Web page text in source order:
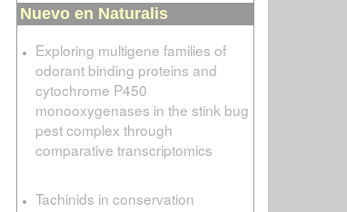
Nuevo en Naturalis
Exploring multigene families of
odorant binding proteins and
cytochrome P450
monooxygenases in the stink bug
pest complex through
comparative transcriptomics
Tachinids in conservation